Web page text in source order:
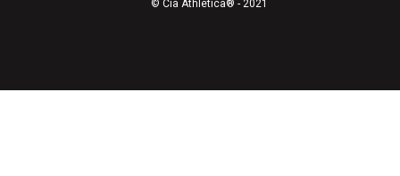
© Cia Athletica® - 2021